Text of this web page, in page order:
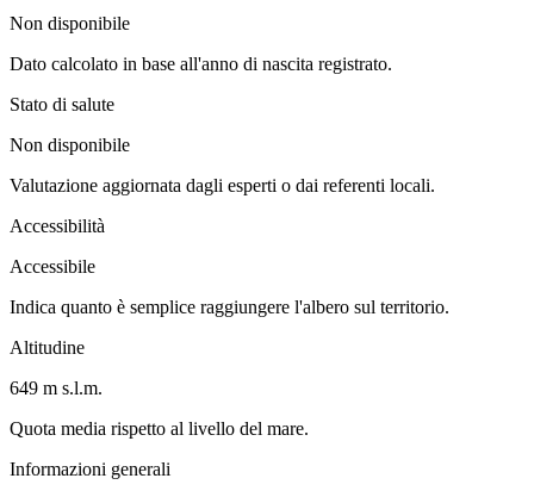
Non disponibile
Dato calcolato in base all'anno di nascita registrato.
Stato di salute
Non disponibile
Valutazione aggiornata dagli esperti o dai referenti locali.
Accessibilità
Accessibile
Indica quanto è semplice raggiungere l'albero sul territorio.
Altitudine
649 m s.l.m.
Quota media rispetto al livello del mare.
Informazioni generali